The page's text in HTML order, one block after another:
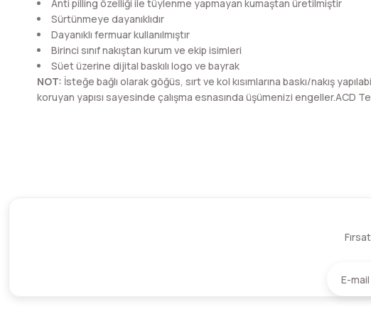
Anti pilling özelliği ile tüylenme yapmayan kumaştan üretilmiştir
Sürtünmeye dayanıklıdır
Dayanıklı fermuar kullanılmıştır
Birinci sınıf nakıştan kurum ve ekip isimleri
Süet üzerine dijital baskılı logo ve bayrak
NOT: İsteğe bağlı olarak göğüs, sırt ve kol kısımlarına baskı/nakış
koruyan yapısı sayesinde çalışma esnasında üşümenizi engeller.ACD